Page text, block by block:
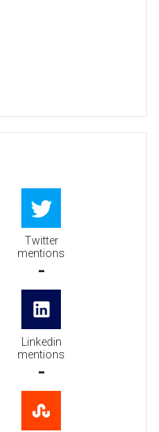
Twitter
mentions
-
Linkedin
mentions
-